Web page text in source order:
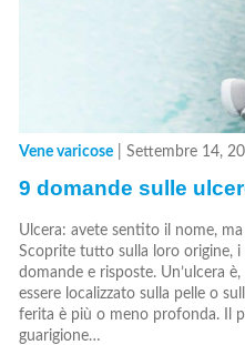
Vene varicose Settembre 14,
9 domande sulle
Ulcera: avete sentito il nome,
Scoprite tutto sulla loro origine,
domande e risposte. Un’ulcera
essere localizzato sulla pelle o
ferita è più o meno profonda. Il
guarigione…